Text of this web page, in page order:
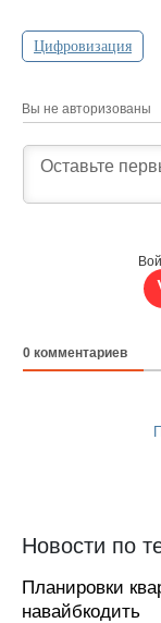
Цифровизация
Вы не авторизованы
0 комментариев
Новости по
Планировки
навайбкодить